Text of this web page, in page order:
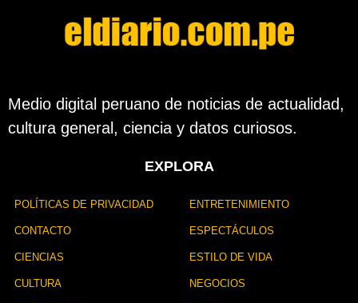
Medio digital peruano de noticias de actualidad,
cultura general, ciencia y datos curiosos.
EXPLORA
POLÍTICAS DE PRIVACIDAD
CONTACTO
CIENCIAS
CULTURA
ENTRETENIMIENTO
ESPECTÁCULOS
ESTILO DE VIDA
NEGOCIOS